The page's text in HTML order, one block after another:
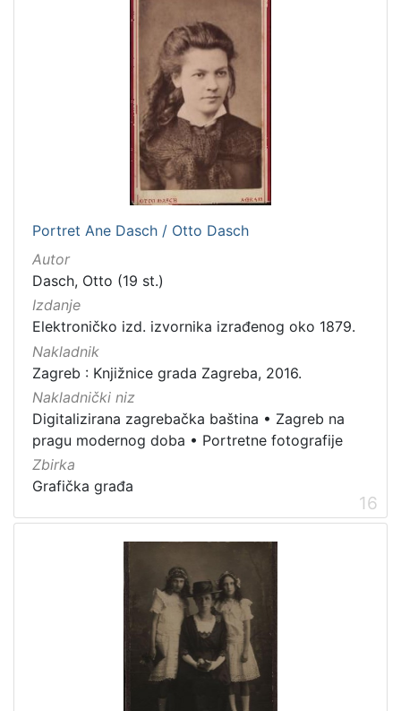
Portret Ane Dasch / Otto Dasch
Autor
Dasch, Otto (19 st.)
Izdanje
Elektroničko izd. izvornika izrađenog oko 1879.
Nakladnik
Zagreb : Knjižnice grada Zagreba, 2016.
Nakladnički niz
Digitalizirana zagrebačka baština • Zagreb na
pragu modernog doba • Portretne fotografije
Zbirka
Grafička građa
16